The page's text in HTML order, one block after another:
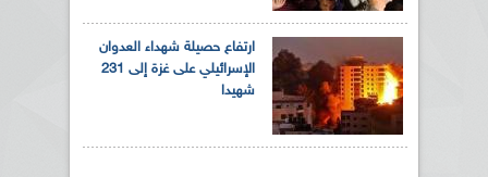
ارتفاع حصيلة شهداء العدوان
الإسرائيلي على غزة إلى 231
شهيدا